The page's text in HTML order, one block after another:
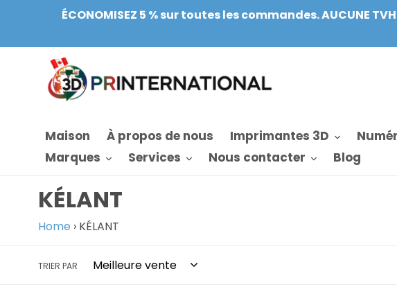
ÉCONOMISEZ 5 % sur toutes les commandes. AUCUNE
Maison À propos de nous Imprimantes 3D
Marques
Services Nous contacter Blog
C
o
l
KÉLANT
Home › KÉLANT
TRIER PAR